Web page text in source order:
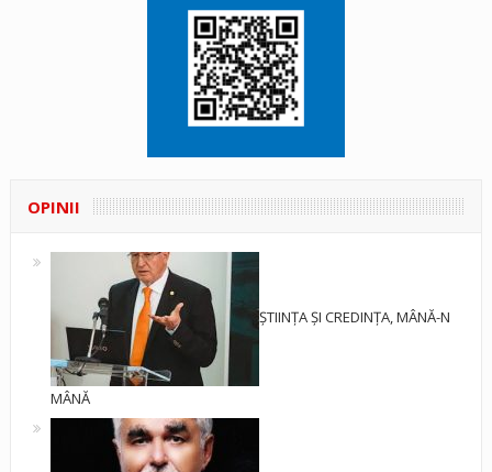
OPINII
ȘTIINȚA ȘI CREDINȚA, MÂNĂ-N
MÂNĂ